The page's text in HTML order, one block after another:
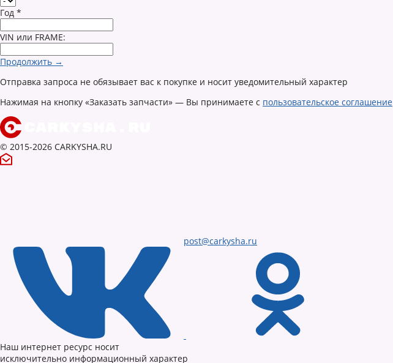
Год *
VIN или FRAME:
Продолжить →
Отправка запроса не обязывает вас к покупке и носит уведомительный характер
Нажимая на кнопку «Заказать запчасти» — Вы принимаете с пользовательское соглашение
© 2015-2026 CARKYSHA.RU
post@carkysha.ru
Наш интернет ресурс носит
исключительно информационный характер